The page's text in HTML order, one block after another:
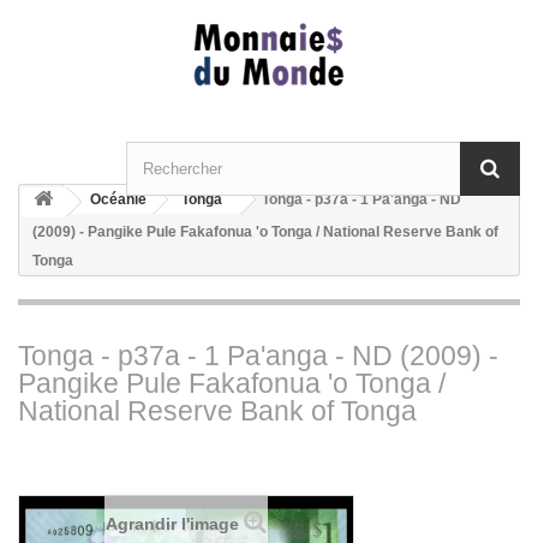
Océanie Tonga
Tonga - p37a - 1 Pa'anga - ND
(2009) - Pangike Pule Fakafonua 'o Tonga / National Reserve Bank of
Tonga
Tonga - p37a - 1 Pa'anga - ND (2009) -
Pangike Pule Fakafonua 'o Tonga /
National Reserve Bank of Tonga
Agrandir l'image